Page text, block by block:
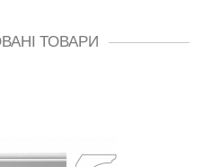
ТОВАРИ